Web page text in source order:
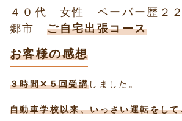
４０代 女性 ペーパー歴２
郷市ご自宅出張コース
お客様の感想
３時間✕５回受講しました。
自動車学校以来、いっさい運転をし